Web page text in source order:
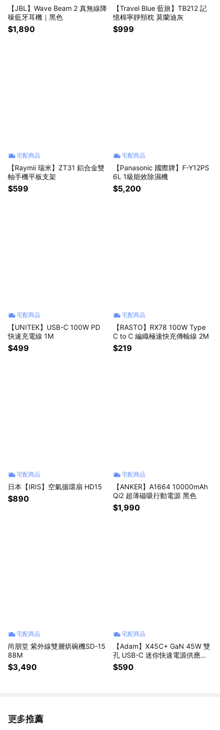
【JBL】Wave Beam 2 真無線降
噪藍牙耳機｜黑色
$1,890
【Travel Blue 藍旅】TB212 記
憶棉寧靜頸枕 莫蘭迪灰
$999
宅配商品
【Raymii 瑞米】ZT31 鋁合金雙
軸手機平板支架
$599
宅配商品
【Panasonic 國際牌】F-Y12PS
6L 1級能效除濕機
$5,200
宅配商品
【UNITEK】USB-C 100W PD
快速充電線 1M
$499
宅配商品
【RASTO】RX78 100W Type
C to C 編織極速快充傳輸線 2M
$219
宅配商品
日本【IRIS】空氣循環扇 HD15
$890
宅配商品
【ANKER】A1664 10000mAh
Qi2 超薄磁吸行動電源 黑色
$1,990
宅配商品
尚朋堂 紫外線雙層烘碗機SD-15
88M
$3,490
宅配商品
【Adam】X45C+ GaN 45W 雙
孔 USB-C 迷你快速電源供應器
白色
$590
更多推薦
看更多